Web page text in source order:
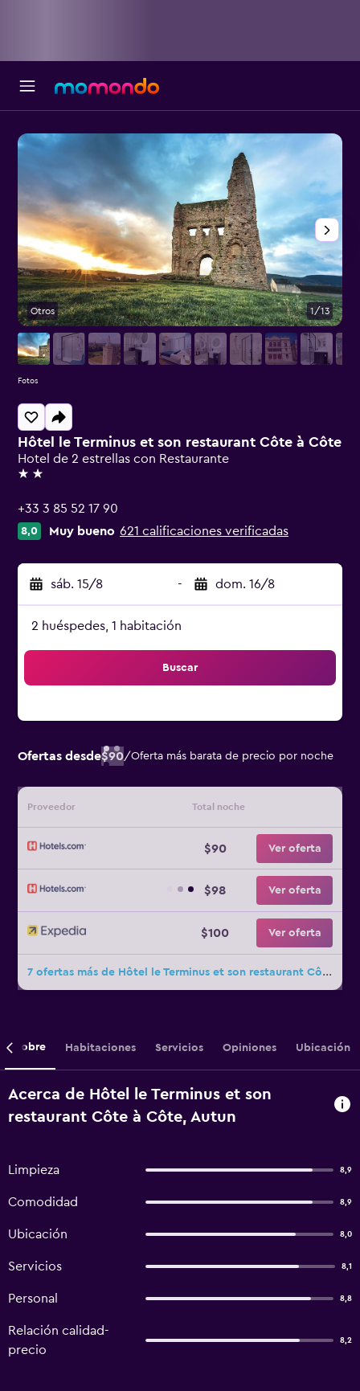
Hôtel le Terminus et son restaurant Côte à Côte
Hotel de 2 estrellas con Restaurante
2 estrellas
+33 3 85 52 17 90
8,0 Muy bueno 621 calificaciones verificadas
sáb. 15/8 - dom. 16/8
2 huéspedes, 1 habitación
Buscar
Ofertas desde$90/Oferta más barata de precio por noche
Proveedor Total noche
$90 Ver oferta
$98 Ver oferta
$100 Ver oferta
7 ofertas más de Hôtel le Terminus et son restaurant Côte à Côte
Otros 1/13
Fotos
Sobre Habitaciones Servicios Opiniones Ubicación
Acerca de Hôtel le Terminus et son
restaurant Côte à Côte, Autun
Limpieza 8,9
Comodidad 8,9
Ubicación 8,0
Servicios 8,1
Personal 8,8
Relación calidad-
precio
8,2